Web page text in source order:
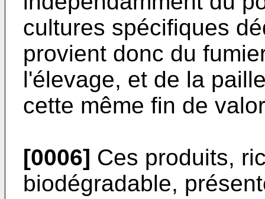
cultures spécifiques
provient donc du
l'élevage, et de la
cette même fin de
[0006] Ces produits,
biodégradable,